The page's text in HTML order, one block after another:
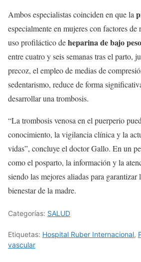
Ambos especialistas coinciden en que la
especialmente en mujeres con factores
uso profiláctico deheparina de bajo
entre cuatro y seis semanas tras el parto,
precoz, el empleo de medias de
sedentarismo, reduce de forma
desarrollar una trombosis.
“La trombosis venosa en el puerperio
conocimiento, la vigilancia clínica y la
vidas”, concluye el doctor Gallo. En un
como el posparto, la información y la
siendo las mejores aliadas para garantizar
bienestar de la madre.
Categorías: SALUD
Etiquetas: Hospital Ruber Internacional,
vascular